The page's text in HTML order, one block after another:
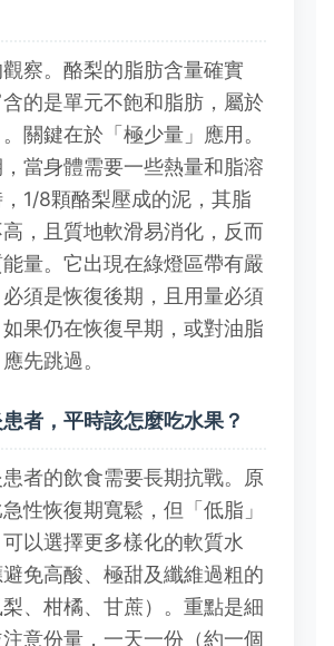
察。酪梨的脂肪含量確實
的是單元不飽和脂肪，屬於
。關鍵在於「極少量」應用。
當身體需要一些熱量和脂溶
1/8顆酪梨壓成的泥，其脂
，且質地軟滑易消化，反而
量。它出現在綠燈區帶有嚴
須是恢復後期，且用量必須
果仍在恢復早期，或對油脂
先跳過。
者，平時該怎麼吃水果？
者的飲食需要長期抗戰。原
性恢復期寬鬆，但「低脂」
以選擇更多樣化的軟質水
免高酸、極甜及纖維過粗的
、柑橘、甘蔗）。重點是細
意份量，一天一份（約一個